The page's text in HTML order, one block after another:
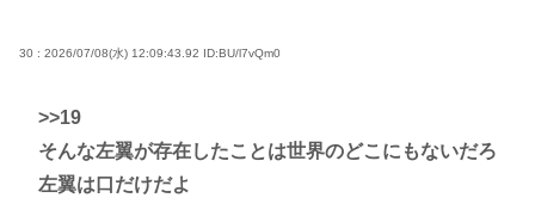
30 : 2026/07/08(水) 12:09:43.92 ID:BU/l7vQm0
>>19
そんな左翼が存在したことは世界のどこにもないだろ
左翼は口だけだよ